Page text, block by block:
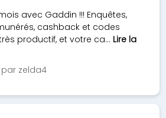
avec Gaddin !!! Enquêtes,
cashback et codes
productif, et votre ca... Lire la
par zelda4